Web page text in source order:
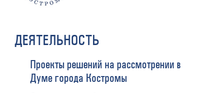
ДЕЯТЕЛЬНОСТЬ
Проекты решений на рассмотрении в
Думе города Костромы